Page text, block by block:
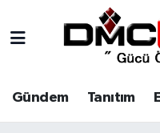
Gündem Tanıtım
Tanıtım
Nöbetçi
Hava Durumu